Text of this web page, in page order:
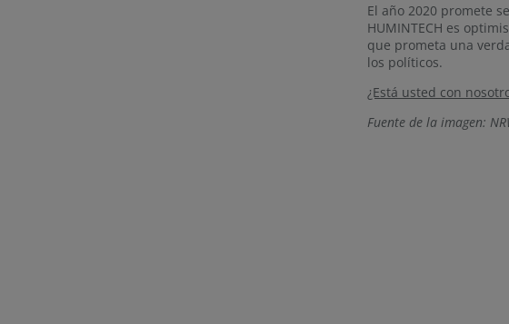
El año 2020 promete
HUMINTECH es
que prometa una
los políticos.
¿Está usted con
Fuente de la imagen: